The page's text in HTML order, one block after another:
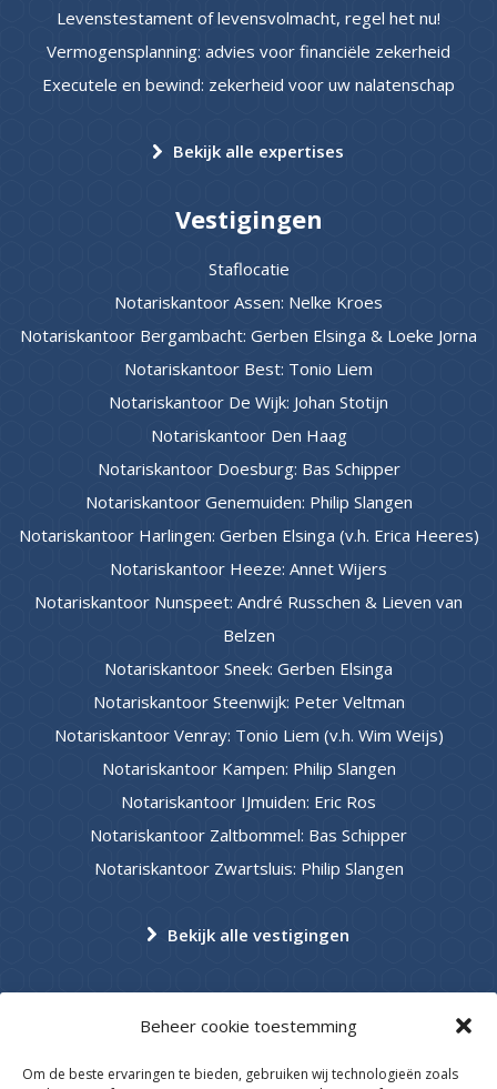
Beheer cookie toestemming
Om de beste ervaringen te bieden, gebruiken wij technologieën zoals
Levenstestament of levensvolmacht, regel het nu!
Vermogensplanning: advies voor financiële zekerheid
Executele en bewind: zekerheid voor uw nalatenschap
Bekijk alle expertises
Vestigingen
Staflocatie
Notariskantoor Assen: Nelke Kroes
Notariskantoor Bergambacht: Gerben Elsinga & Loeke Jorna
Notariskantoor Best: Tonio Liem
Notariskantoor De Wijk: Johan Stotijn
Notariskantoor Den Haag
Notariskantoor Doesburg: Bas Schipper
Notariskantoor Genemuiden: Philip Slangen
Notariskantoor Harlingen: Gerben Elsinga (v.h. Erica Heeres)
Notariskantoor Heeze: Annet Wijers
Notariskantoor Nunspeet: André Russchen & Lieven van
Belzen
Notariskantoor Sneek: Gerben Elsinga
Notariskantoor Steenwijk: Peter Veltman
Notariskantoor Venray: Tonio Liem (v.h. Wim Weijs)
Notariskantoor Kampen: Philip Slangen
Notariskantoor IJmuiden: Eric Ros
Notariskantoor Zaltbommel: Bas Schipper
Notariskantoor Zwartsluis: Philip Slangen
Bekijk alle vestigingen